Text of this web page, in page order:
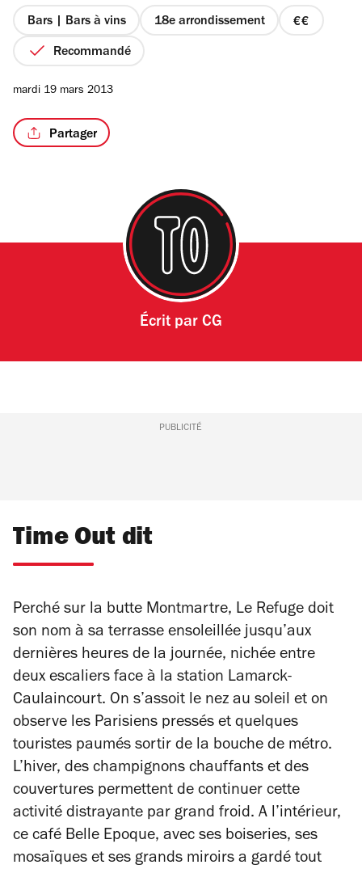
étoiles
Bars | Bars à vins 18e arrondissement
prix
Recommandé
mardi 19 mars 2013
Partager
Écrit par CG
PUBLICITÉ
Time Out dit
Perché sur la butte Montmartre, Le Refuge doit
son nom à sa terrasse ensoleillée jusqu’aux
dernières heures de la journée, nichée entre
deux escaliers face à la station Lamarck-
Caulaincourt. On s’assoit le nez au soleil et on
observe les Parisiens pressés et quelques
touristes paumés sortir de la bouche de métro.
L’hiver, des champignons chauffants et des
couvertures permettent de continuer cette
activité distrayante par grand froid. A l’intérieur,
ce café Belle Epoque, avec ses boiseries, ses
mosaïques et ses grands miroirs a gardé tout